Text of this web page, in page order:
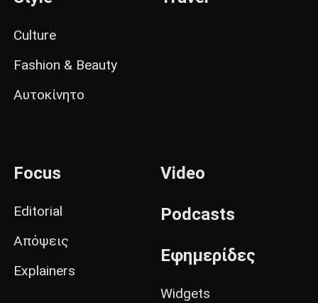
Culture
Fashion & Beauty
Αυτοκίνητο
Focus
Editorial
Απόψεις
Explainers
Video
Podcasts
Εφημερίδες
Widgets